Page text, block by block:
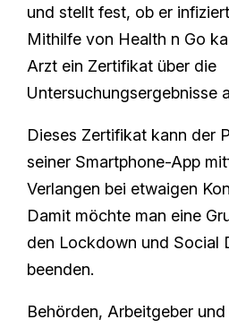
und stellt fest, ob er
Mithilfe von Health n Go
Arzt ein Zertifikat über die
Untersuchungsergebnisse
Dieses Zertifikat kann der
seiner Smartphone-App
Verlangen bei etwaigen
Damit möchte man eine
den Lockdown und Social
beenden.
Behörden, Arbeitgeber